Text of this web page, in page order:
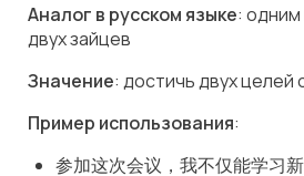
Аналог в русском языке:
двух зайцев
Значение: достичь двух
Пример использования:
参加这次会议，我不仅能学习